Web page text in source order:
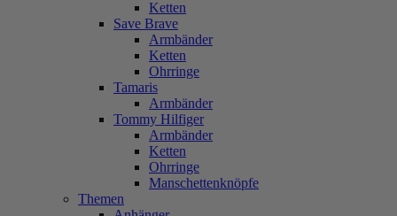
Ketten
Save Brave
Armbänder
Ketten
Ohrringe
Tamaris
Armbänder
Tommy Hilfiger
Armbänder
Ketten
Ohrringe
Manschettenknöpfe
Themen